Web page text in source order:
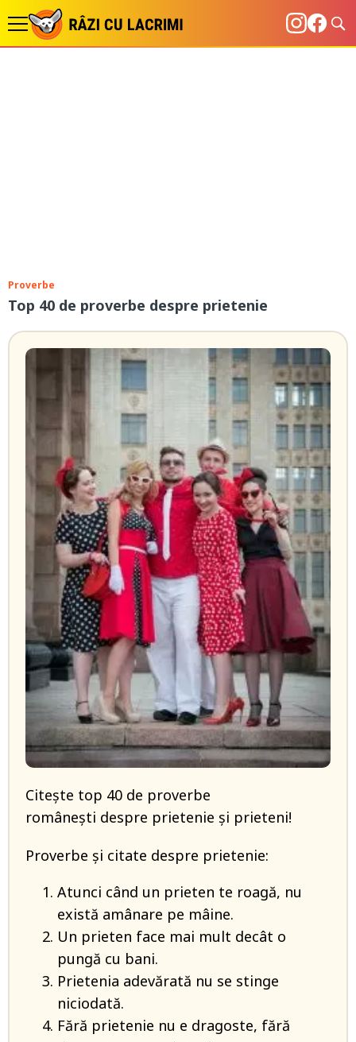
Proverbe
Top 40 de proverbe despre prietenie
Citește top 40 de proverbe
româneşti despre prietenie şi prieteni!
Proverbe şi citate despre prietenie:
Atunci când un prieten te roagă, nu
există amânare pe mâine.
Un prieten face mai mult decât o
pungă cu bani.
Prietenia adevărată nu se stinge
niciodată.
Fără prietenie nu e dragoste, fără